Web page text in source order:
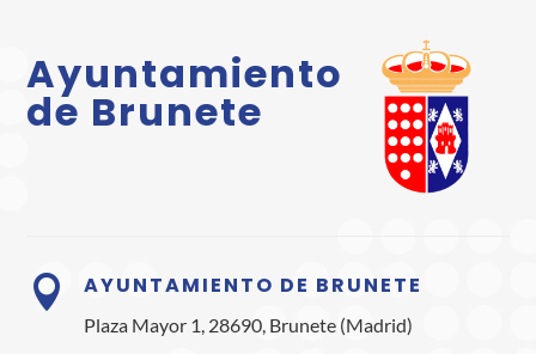
Ayuntamiento
de Brunete
 AYUNTAMIENTO DE BRUNETE
Plaza Mayor 1, 28690, Brunete (Madrid)